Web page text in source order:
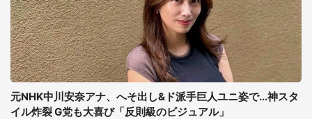
元NHK中川安奈アナ、へそ出し&ド派手巨人ユニ姿で...神スタ
イル炸裂 G党も大喜び「反則級のビジュアル」